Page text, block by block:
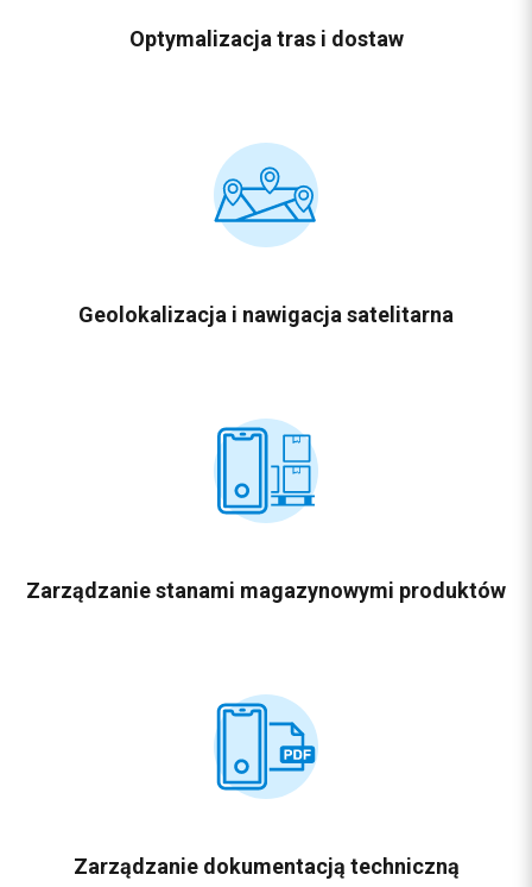
Optymalizacja tras i dostaw
Geolokalizacja i nawigacja satelitarna
Zarządzanie stanami magazynowymi produktów
Zarządzanie dokumentacją techniczną